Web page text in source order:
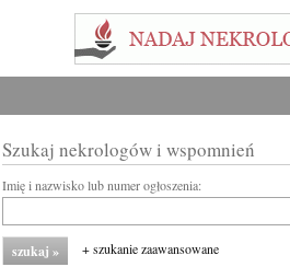
Szukaj nekrologów i wspomnień
Imię i nazwisko lub numer ogłoszenia:
+ szukanie zaawansowane